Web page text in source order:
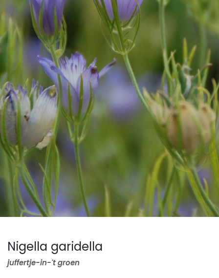
Nigella garidella
juffertje-in-'t groen